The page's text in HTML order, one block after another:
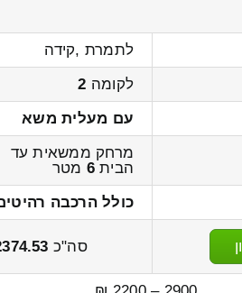
לתמרת ,קידה
לקומה 2
עם מעלית משא
מרחק ממשאית עד
הבית6 מטר
כולל הרכבה
סה"כ